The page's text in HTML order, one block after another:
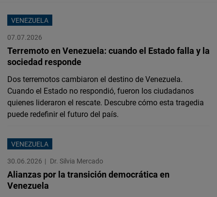
VENEZUELA
07.07.2026
Terremoto en Venezuela: cuando el Estado falla y la
sociedad responde
Dos terremotos cambiaron el destino de Venezuela.
Cuando el Estado no respondió, fueron los ciudadanos
quienes lideraron el rescate. Descubre cómo esta tragedia
puede redefinir el futuro del país.
VENEZUELA
30.06.2026
Dr. Silvia Mercado
Alianzas por la transición democrática en
Venezuela
Embed
Podigee
Embed
D.Vinci
Typeform
Embed